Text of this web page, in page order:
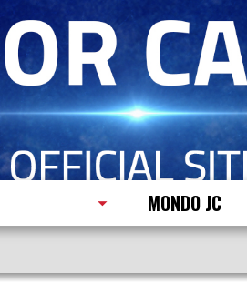
MONDO JC